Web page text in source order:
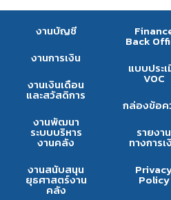
งานบัญชี
งานการเงิน
งานเงินเดือน
และสวัสดิการ
งานพัฒนา
ระบบบริหาร
งานคลัง
งานสนับสนุน
ยุธศาสตร์งาน
คลัง
Back
แบบประเ
VOC
กล่องข้อค
รายงาน
ทางการเ
Policy